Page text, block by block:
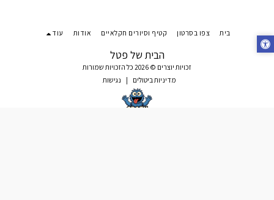
הבית של פטל
זכויות יוצרים © 2026 כל הזכויות שמורות
מדיניות ביטולים | נגישות
בית צפו בסרטון קטיף וסיורים חקלאיים אודות עוד